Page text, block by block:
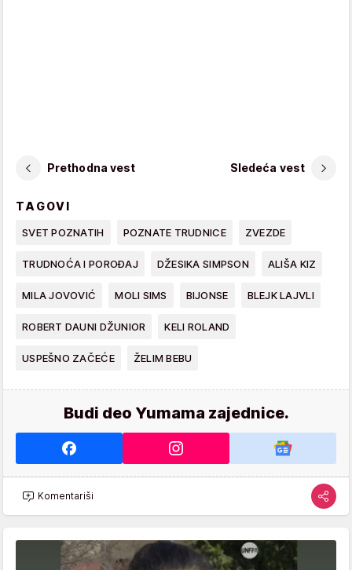
Prethodna vest Sledeća vest
TAGOVI
SVET POZNATIH POZNATE TRUDNICE ZVEZDE
TRUDNOĆA I POROĐAJ DŽESIKA SIMPSON ALIŠA KIZ
MILA JOVOVIĆ MOLI SIMS BIJONSE BLEJK LAJVLI
ROBERT DAUNI DŽUNIOR KELI ROLAND
USPEŠNO ZAČEĆE ŽELIM BEBU
Budi deo Yumama zajednice.
Komentariši